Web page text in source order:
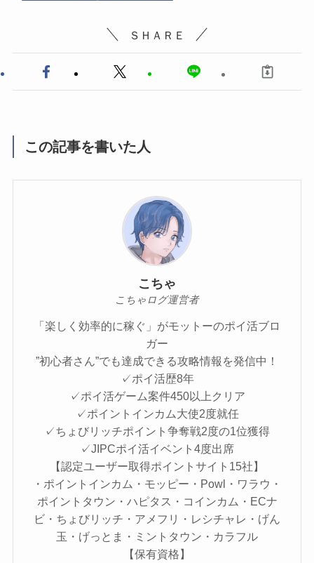
ＳＨＡＲＥ
この記事を書いた人
こちゃ
こちゃログ運営者
「楽しく効率的に稼ぐ」がモットーのポイ活ブロ
ガー
”初心者さん”でも達成できる攻略情報を発信中！
✓ポイ活歴8年
✓ポイ活ゲーム案件450以上クリア
✓ポイントインカム大使2度就任
✓ちょびリッチポイント争奪戦2度の1位獲得
✓JIPCポイ活イベント4度出席
【認定ユーザー取得ポイントサイト15社】
・ポイントインカム・モッピー・Powl・ワラウ・
ポイントタウン・ハピタス・コインカム・ECナ
ビ・ちょびリッチ・アメフリ・レシチャレ・げん
玉・げっとま・ミントタウン・カラフル
【保有資格】